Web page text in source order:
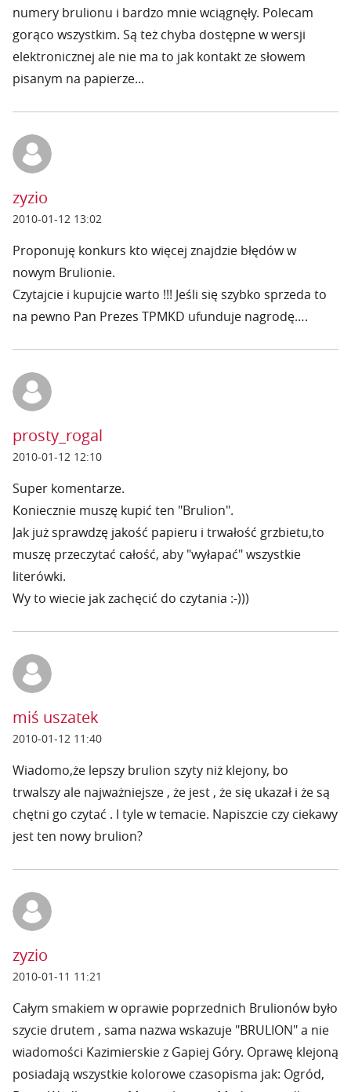
numery brulionu i bardzo mnie wciągnęły. Polecam
gorąco wszystkim. Są też chyba dostępne w wersji
elektronicznej ale nie ma to jak kontakt ze słowem
pisanym na papierze...
zyzio
2010-01-12 13:02
Proponuję konkurs kto więcej znajdzie błędów w
nowym Brulionie.
Czytajcie i kupujcie warto !!! Jeśli się szybko sprzeda to
na pewno Pan Prezes TPMKD ufunduje nagrodę….
prosty_rogal
2010-01-12 12:10
Super komentarze.
Koniecznie muszę kupić ten "Brulion".
Jak już sprawdzę jakość papieru i trwałość grzbietu,to
muszę przeczytać całość, aby "wyłapać" wszystkie
literówki.
Wy to wiecie jak zachęcić do czytania :-)))
miś uszatek
2010-01-12 11:40
Wiadomo,że lepszy brulion szyty niż klejony, bo
trwalszy ale najważniejsze , że jest , że się ukazał i że są
chętni go czytać . I tyle w temacie. Napiszcie czy ciekawy
jest ten nowy brulion?
zyzio
2010-01-11 11:21
Całym smakiem w oprawie poprzednich Brulionów było
szycie drutem , sama nazwa wskazuje "BRULION" a nie
wiadomości Kazimierskie z Gapiej Góry. Oprawę klejoną
posiadają wszystkie kolorowe czasopisma jak: Ogród,